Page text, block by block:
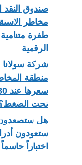
صندوق النقد
مخاطر
طفرة
الرقمية
منطقة
تحت
هل ستصعدون
ستعودون
اختباراً حاسماً